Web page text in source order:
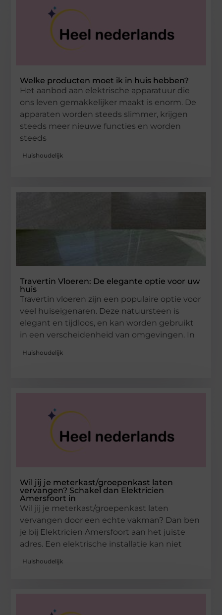
Welke producten moet ik in huis hebben?
Het aanbod aan elektrische apparatuur die
ons leven gemakkelijker maakt is enorm. De
apparaten worden steeds slimmer, krijgen
steeds meer nieuwe functies en worden
steeds
Huishoudelijk
Travertin Vloeren: De elegante optie voor uw
huis
Travertin vloeren zijn een populaire optie voor
veel huiseigenaren. Deze natuursteen is
elegant en tijdloos, en kan worden gebruikt
in een verscheidenheid van omgevingen. In
Huishoudelijk
Wil jij je meterkast/groepenkast laten
vervangen? Schakel dan Elektricien
Amersfoort in
Wil jij je meterkast/groepenkast laten
vervangen door een echte vakman? Dan ben
je bij Elektricien Amersfoort aan het juiste
adres. Een elektrische installatie kan niet
Huishoudelijk